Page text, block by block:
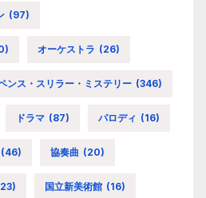
(97)
オーケストラ (26)
ンス・スリラー・ミステリー (346)
ドラマ (87) パロディ (16)
(46) 協奏曲 (20)
国立新美術館 (16)